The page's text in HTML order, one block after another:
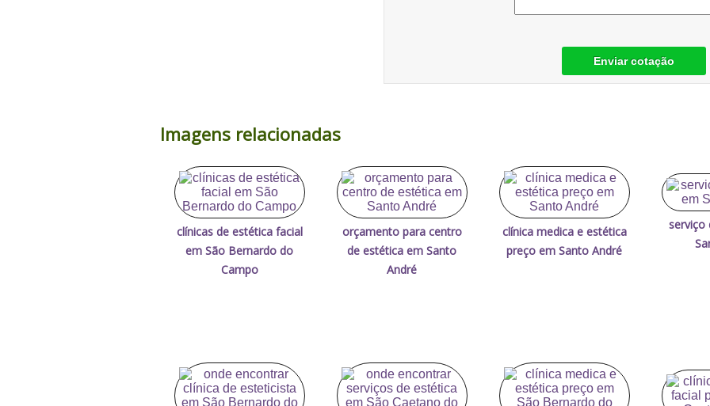
Enviar cotação
Imagens relacionadas
clínicas de estética facial
em São Bernardo do
Campo
orçamento para centro
de estética em Santo
André
clínica medica e estética
preço em Santo André
serviço